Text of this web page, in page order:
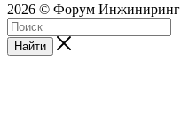
2026 © Форум Инжиниринг
Найти